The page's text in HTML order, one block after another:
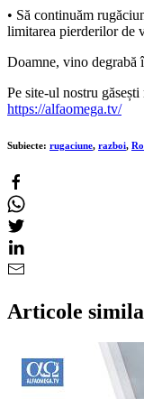
• Să continuăm
limitarea pierderilor de
Doamne, vino degrabă
Pe site-ul nostru
https://alfaomega.tv/
Subiecte: rugaciune, razboi,
Articole